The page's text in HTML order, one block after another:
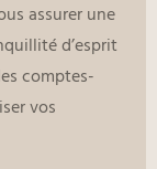
assurer une
d’esprit
comptes-
vos